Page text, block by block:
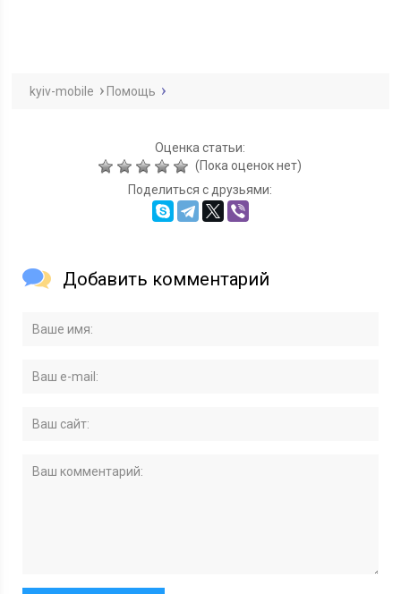
kyiv-mobile Помощь
Оценка статьи:
(Пока оценок нет)
Поделиться с друзьями:
Добавить комментарий